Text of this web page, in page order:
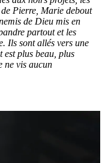
de Pierre, Marie debout
de Dieu mis en
partout et les
Ils sont allés vers une
plus beau, plus
ne vis aucun